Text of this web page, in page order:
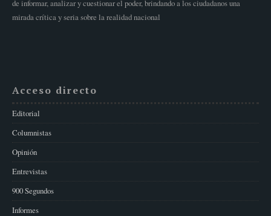
de informar, analizar y cuestionar el poder, brindando a los ciudadanos una
mirada crítica y seria sobre la realidad nacional
Acceso directo
Editorial
Columnistas
Opinión
Entrevistas
900 Segundos
Informes